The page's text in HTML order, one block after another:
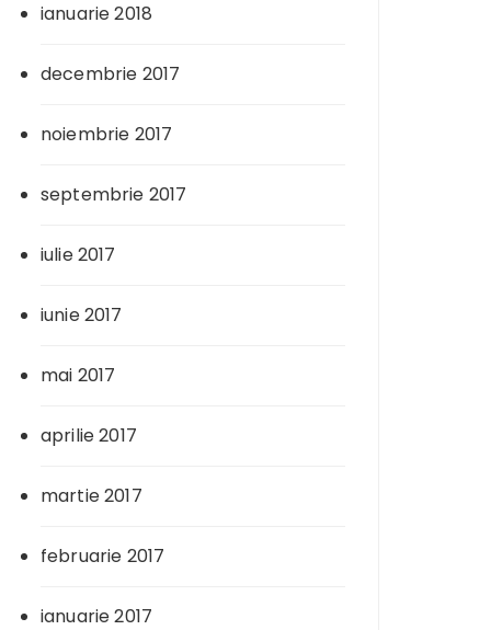
ianuarie 2018
decembrie 2017
noiembrie 2017
septembrie 2017
iulie 2017
iunie 2017
mai 2017
aprilie 2017
martie 2017
februarie 2017
ianuarie 2017